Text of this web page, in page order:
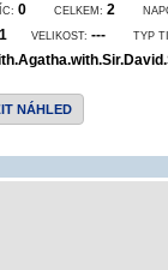
0 CELKEM: 2
1 VELIKOST: --- TYP
NÁHLED